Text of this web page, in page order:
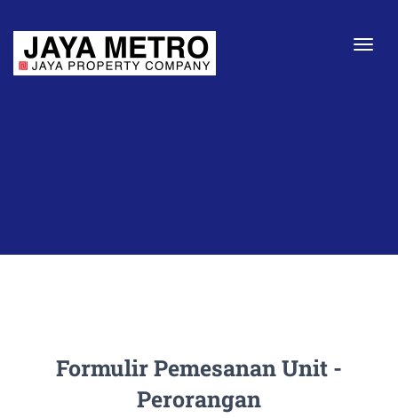
Formulir Pemesanan Unit -
Perorangan